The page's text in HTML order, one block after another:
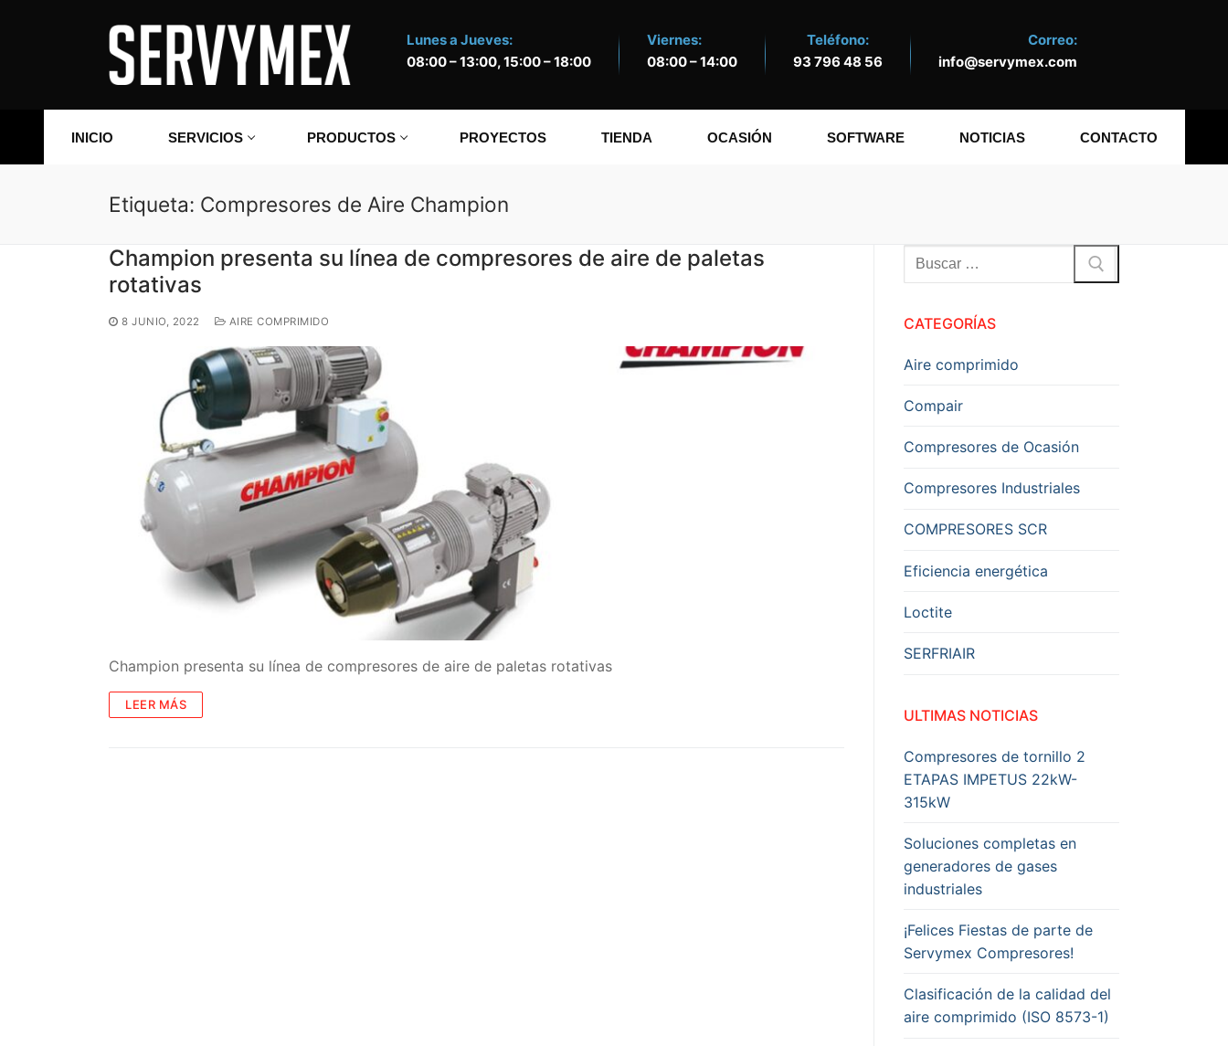
Lunes a Jueves:
08:00 – 13:00, 15:00 – 18:00
Viernes:
08:00 – 14:00
Teléfono:
93 796 48 56
Correo:
info@servymex.com
INICIO SERVICIOS PRODUCTOS PROYECTOS TIENDA OCASIÓN SOFTWARE NOTICIAS CONTACTO
Etiqueta: Compresores de Aire Champion
Champion presenta su línea de compresores de aire de paletas
rotativas
8 JUNIO, 2022 AIRE COMPRIMIDO
Champion presenta su línea de compresores de aire de paletas rotativas
LEER MÁS
Buscar:
CATEGORÍAS
Aire comprimido
Compair
Compresores de Ocasión
Compresores Industriales
COMPRESORES SCR
Eficiencia energética
Loctite
SERFRIAIR
ULTIMAS NOTICIAS
Compresores de tornillo 2
ETAPAS IMPETUS 22kW-
315kW
Soluciones completas en
generadores de gases
industriales
¡Felices Fiestas de parte de
Servymex Compresores!
Clasificación de la calidad del
aire comprimido (ISO 8573-1)